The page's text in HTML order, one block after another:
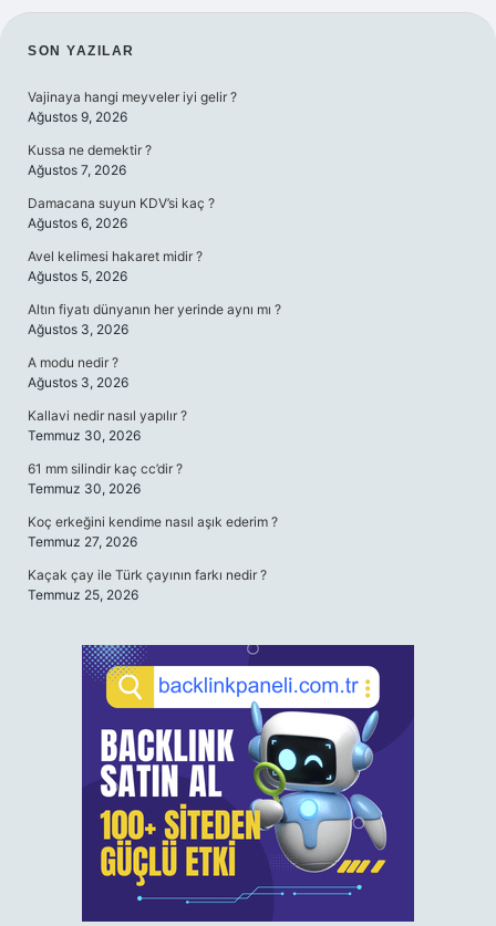
SIDEBAR
SON YAZILAR
Vajinaya hangi meyveler iyi gelir ?
Ağustos 9, 2026
Kussa ne demektir ?
Ağustos 7, 2026
Damacana suyun KDV’si kaç ?
Ağustos 6, 2026
Avel kelimesi hakaret midir ?
Ağustos 5, 2026
Altın fiyatı dünyanın her yerinde aynı mı ?
Ağustos 3, 2026
A modu nedir ?
Ağustos 3, 2026
Kallavi nedir nasıl yapılır ?
Temmuz 30, 2026
61 mm silindir kaç cc’dir ?
Temmuz 30, 2026
Koç erkeğini kendime nasıl aşık ederim ?
Temmuz 27, 2026
Kaçak çay ile Türk çayının farkı nedir ?
Temmuz 25, 2026